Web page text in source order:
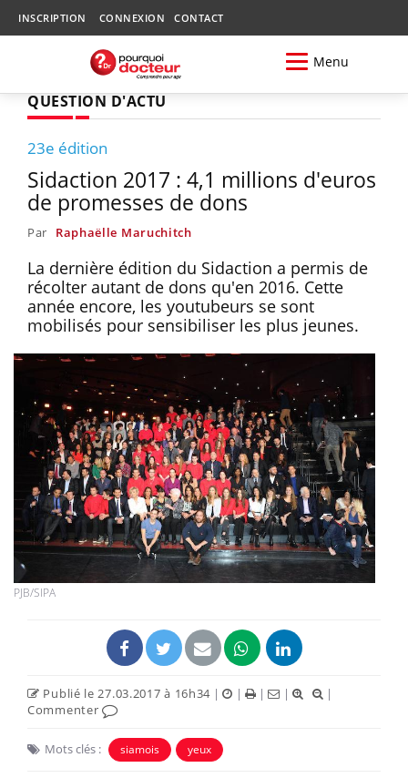
INSCRIPTION CONNEXION CONTACT
Menu
QUESTION D'ACTU
23e édition
Sidaction 2017 : 4,1 millions d'euros
de promesses de dons
Par Raphaëlle Maruchitch
La dernière édition du Sidaction a permis de
récolter autant de dons qu'en 2016. Cette
année encore, les youtubeurs se sont
mobilisés pour sensibiliser les plus jeunes.
PJB/SIPA
Publié le 27.03.2017 à 16h34 | | | |
|
Commenter
Mots clés : siamois yeux